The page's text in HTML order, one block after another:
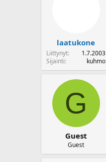
laatukone
Liittynyt
1.7.2003
Sijainti
kuhmo
G
Guest
Guest